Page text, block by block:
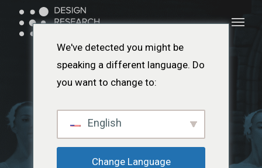
We've detected you might be
speaking a different language. Do
you want to change to:
English
Change Language